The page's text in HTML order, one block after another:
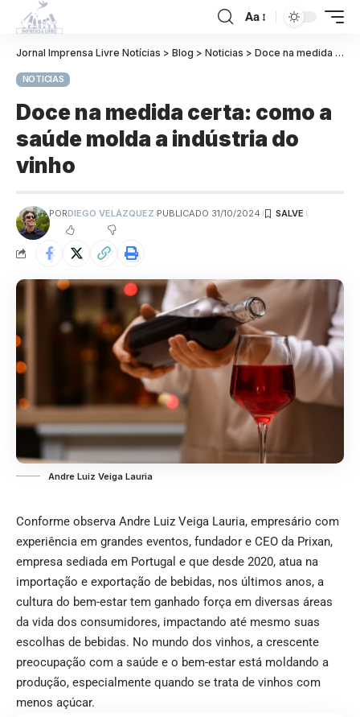
Aa
Jornal Imprensa Livre Notícias > Blog > Noticias > Doce na medida certa: como a saúde molda a indústria do vinho
NOTICIAS
Doce na medida certa: como a
saúde molda a indústria do
vinho
PORDIEGO VELÁZQUEZ PUBLICADO 31/10/2024
Andre Luiz Veiga Lauria
Conforme observa Andre Luiz Veiga Lauria, empresário com
experiência em grandes eventos, fundador e CEO da Prixan,
empresa sediada em Portugal e que desde 2020, atua na
importação e exportação de bebidas, nos últimos anos, a
cultura do bem-estar tem ganhado força em diversas áreas
da vida dos consumidores, impactando até mesmo suas
escolhas de bebidas. No mundo dos vinhos, a crescente
preocupação com a saúde e o bem-estar está moldando a
produção, especialmente quando se trata de vinhos com
menos açúcar.